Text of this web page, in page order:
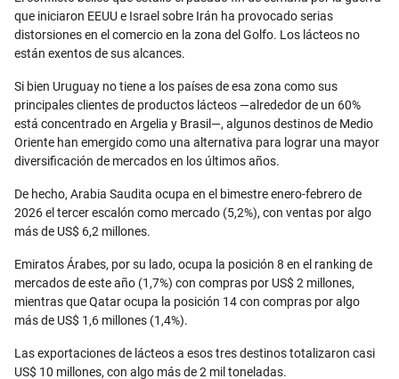
que iniciaron EEUU e Israel sobre Irán ha provocado serias
distorsiones en el comercio en la zona del Golfo. Los lácteos no
están exentos de sus alcances.
Si bien Uruguay no tiene a los países de esa zona como sus
principales clientes de productos lácteos —alrededor de un 60%
está concentrado en Argelia y Brasil—, algunos destinos de Medio
Oriente han emergido como una alternativa para lograr una mayor
diversificación de mercados en los últimos años.
De hecho, Arabia Saudita ocupa en el bimestre enero-febrero de
2026 el tercer escalón como mercado (5,2%), con ventas por algo
más de US$ 6,2 millones.
Emiratos Árabes, por su lado, ocupa la posición 8 en el ranking de
mercados de este año (1,7%) con compras por US$ 2 millones,
mientras que Qatar ocupa la posición 14 con compras por algo
más de US$ 1,6 millones (1,4%).
Las exportaciones de lácteos a esos tres destinos totalizaron casi
US$ 10 millones, con algo más de 2 mil toneladas.